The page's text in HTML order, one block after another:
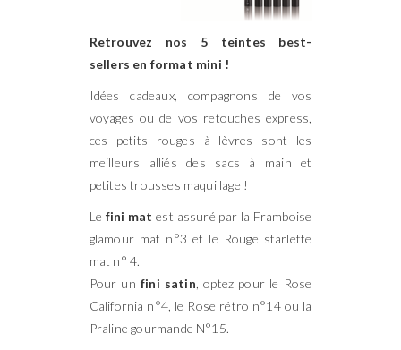
Retrouvez nos 5 teintes best-
sellers en format mini !
Idées cadeaux, compagnons de vos
voyages ou de vos retouches express,
ces petits rouges à lèvres sont les
meilleurs alliés des sacs à main et
petites trousses maquillage !
Le fini mat est assuré par la Framboise
glamour mat n°3 et le Rouge starlette
mat n° 4.
Pour un fini satin , optez pour le Rose
California n°4, le Rose rétro n°14 ou la
Praline gourmande N°15.